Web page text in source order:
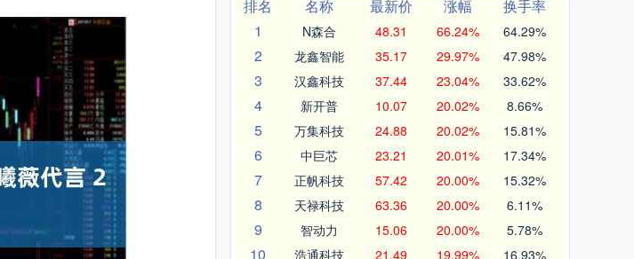
排名
名称 最新价 涨幅
换手率
1
N森合 48.31 66.24% 64.29%
2 龙鑫智能 35.17 29.97% 47.98%
3 汉鑫科技 37.44 23.04% 33.62%
4 新开普 10.07 20.02% 8.66%
5 万集科技 24.88 20.02% 15.81%
6 中巨芯 23.21 20.01% 17.34%
7 正帆科技 57.42 20.00% 15.32%
8 天禄科技 63.36 20.00% 6.11%
9 智动力 15.06 20.00% 5.78%
10 浩通科技 21.49 19.99% 16.93%